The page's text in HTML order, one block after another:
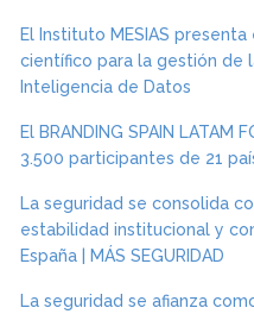
El Instituto MESIAS
científico para la gestión de
Inteligencia de Datos
El BRANDING SPAIN LATAM
3.500 participantes de 21
La seguridad se consolida
estabilidad institucional y
España | MÁS SEGURIDAD
La seguridad se afianza